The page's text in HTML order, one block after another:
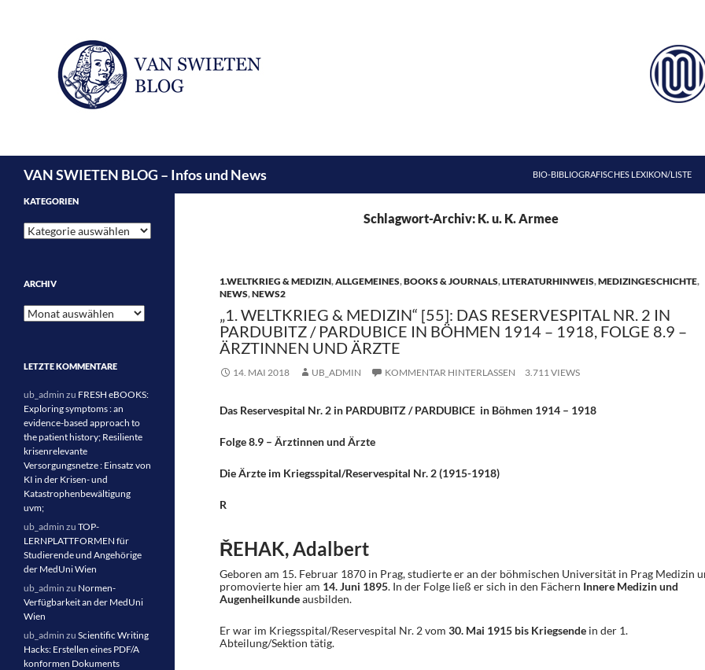
VAN SWIETEN BLOG – Infos und News
BIO-BIBLIOGRAFISCHES LEXIKON/LISTE
Schlagwort-Archiv: K. u. K. Armee
1.WELTKRIEG & MEDIZIN,ALLGEMEINES,BOOKS & JOURNALS,LITERATURHINWEIS,MEDIZINGESCHICHTE,
NEWS,NEWS2
„1. WELTKRIEG & MEDIZIN“ [55]: DAS RESERVESPITAL NR. 2 IN
PARDUBITZ / PARDUBICE IN BÖHMEN 1914 – 1918, FOLGE 8.9 –
ÄRZTINNEN UND ÄRZTE
14. MAI 2018 UB_ADMIN KOMMENTAR HINTERLASSEN 3.711 VIEWS
Das Reservespital Nr. 2 in PARDUBITZ / PARDUBICE in Böhmen 1914 – 1918
Folge 8.9 – Ärztinnen und Ärzte
Die Ärzte im Kriegsspital/Reservespital Nr. 2 (1915-1918)
R
ŘEHAK, Adalbert
Geboren am 15. Februar 1870 in Prag, studierte er an der böhmischen Universität in Prag Medizin
promovierte hier am 14. Juni 1895. In der Folge ließ er sich in den Fächern Innere Medizin und
Augenheilkundeausbilden.
Er war im Kriegsspital/Reservespital Nr. 2 vom 30. Mai 1915 bis Kriegsendein der 1.
Abteilung/Sektion tätig.
KATEGORIEN
Kategorien
ARCHIV
Archiv
LETZTE KOMMENTARE
ub_admin zu FRESH eBOOKS:
Exploring symptoms : an
evidence-based approach to
the patient history; Resiliente
krisenrelevante
Versorgungsnetze : Einsatz von
KI in der Krisen- und
Katastrophenbewältigung
uvm;
ub_admin zu TOP-
LERNPLATTFORMEN für
Studierende und Angehörige
der MedUni Wien
ub_admin zu Normen-
Verfügbarkeit an der MedUni
Wien
ub_admin zu Scientific Writing
Hacks: Erstellen eines PDF/A
konformen Dokuments